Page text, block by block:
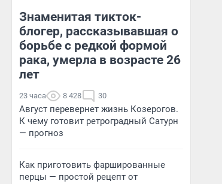
Знаменитая тикток-
блогер, рассказывавшая о
борьбе с редкой формой
рака, умерла в возрасте 26
лет
23 часа 8 428 30
Август перевернет жизнь Козерогов.
К чему готовит ретроградный Сатурн
— прогноз
Как приготовить фаршированные
перцы — простой рецепт от